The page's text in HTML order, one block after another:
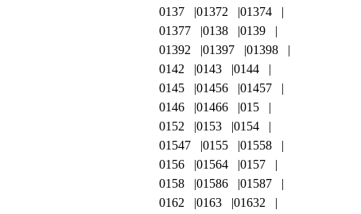
0137
01372
01374
01377
0138
0139
01392
01397
01398
0142
0143
0144
0145
01456
01457
0146
01466
015
0152
0153
0154
01547
0155
01558
0156
01564
0157
0158
01586
01587
0162
0163
01632